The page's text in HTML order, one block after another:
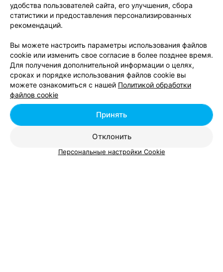
Фотоэпиляция в Гомеле
Добавить компанию
Добавить специалиста
удобства пользователей сайта, его улучшения, сбора
статистики и предоставления персонализированных
рекомендаций.
Вы можете настроить параметры использования файлов
cookie или изменить свое согласие в более позднее время.
Для получения дополнительной информации о целях,
сроках и порядке использования файлов cookie вы
можете ознакомиться с нашей Политикой обработки
файлов cookie
Отклонить
Принять
Персональные настройки Cookie